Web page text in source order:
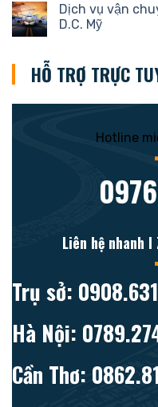
Dịch vụ vận
D.C. Mỹ
HỖ TRỢ TRỰC
Hotline
Liên hệ nhanh
Trụ sở:
Hà Nội:
Cần Thơ: